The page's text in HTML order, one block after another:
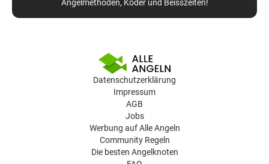
Angelmethoden, Köder und Beisszeiten!
Datenschutzerklärung
Impressum
AGB
Jobs
Werbung auf Alle Angeln
Community Regeln
Die besten Angelknoten